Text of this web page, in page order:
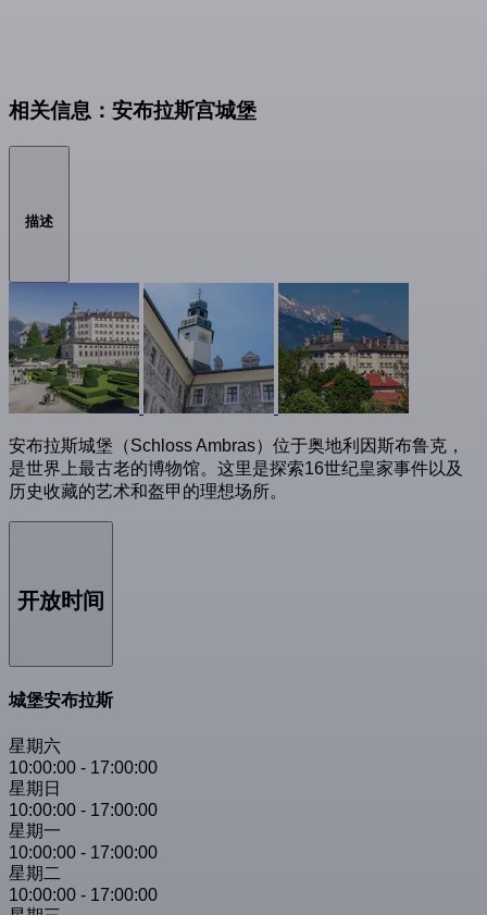
相关信息：安布拉斯宫城堡
描述
安布拉斯城堡（Schloss Ambras）位于奥地利因斯布鲁克，
是世界上最古老的博物馆。这里是探索16世纪皇家事件以及
历史收藏的艺术和盔甲的理想场所。
开放时间
城堡安布拉斯
星期六
10:00:00 - 17:00:00
星期日
10:00:00 - 17:00:00
星期一
10:00:00 - 17:00:00
星期二
10:00:00 - 17:00:00